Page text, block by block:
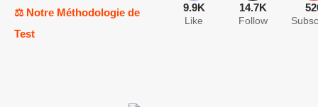
⚖️ Notre Méthodologie de
Test
9.9K
Like
14.7K
Follow